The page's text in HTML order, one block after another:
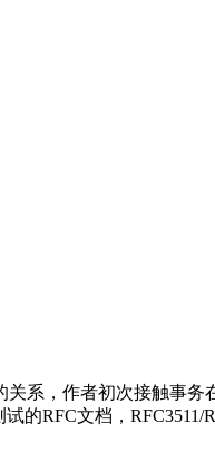
系，作者初次接触事
试的RFC文档，RFC3511/